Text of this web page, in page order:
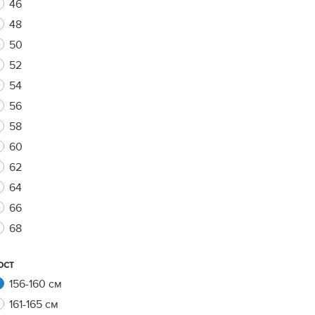
46
48
50
52
54
56
58
60
62
64
66
68
156-160 см
161-165 см